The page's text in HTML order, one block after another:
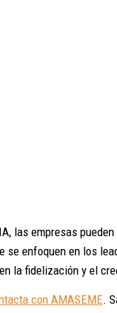
las empresas
enfoquen en los
la fidelización y el
con AMASEME.